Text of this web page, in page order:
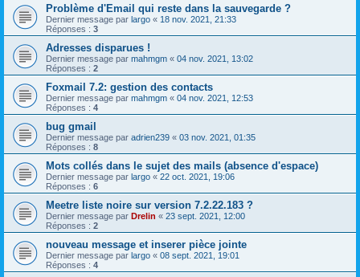
Problème d'Email qui reste dans la sauvegarde ?
Dernier message par largo « 18 nov. 2021, 21:33
Réponses : 3
Adresses disparues !
Dernier message par mahmgm « 04 nov. 2021, 13:02
Réponses : 2
Foxmail 7.2: gestion des contacts
Dernier message par mahmgm « 04 nov. 2021, 12:53
Réponses : 4
bug gmail
Dernier message par adrien239 « 03 nov. 2021, 01:35
Réponses : 8
Mots collés dans le sujet des mails (absence d'espace)
Dernier message par largo « 22 oct. 2021, 19:06
Réponses : 6
Meetre liste noire sur version 7.2.22.183 ?
Dernier message par Drelin « 23 sept. 2021, 12:00
Réponses : 2
nouveau message et inserer pièce jointe
Dernier message par largo « 08 sept. 2021, 19:01
Réponses : 4